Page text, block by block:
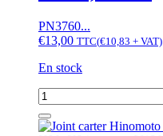
B72,
B92,
GB15,
GB16,...,
moteur
D905,
D1005,
D1105
PN3760...
€13,00 TTC(€10,83 + VAT)
En stock
quantité
de
Joint